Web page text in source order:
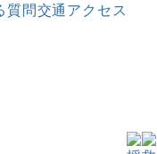
質問交通アクセス